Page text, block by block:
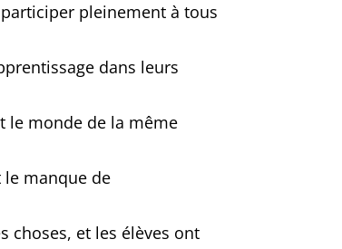
pleinement à tous
dans leurs
le monde de la même
le manque de
choses, et les élèves ont